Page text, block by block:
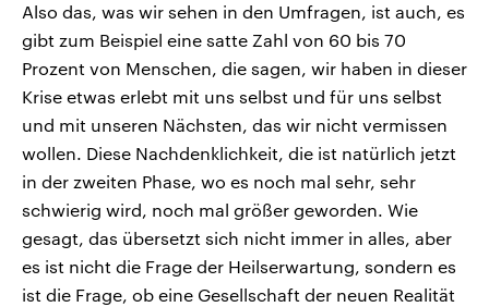
Also das, was wir sehen in den Umfragen, ist auch, es
gibt zum Beispiel eine satte Zahl von 60 bis 70
Prozent von Menschen, die sagen, wir haben in dieser
Krise etwas erlebt mit uns selbst und für uns selbst
und mit unseren Nächsten, das wir nicht vermissen
wollen. Diese Nachdenklichkeit, die ist natürlich jetzt
in der zweiten Phase, wo es noch mal sehr, sehr
schwierig wird, noch mal größer geworden. Wie
gesagt, das übersetzt sich nicht immer in alles, aber
es ist nicht die Frage der Heilserwartung, sondern es
ist die Frage, ob eine Gesellschaft der neuen Realität